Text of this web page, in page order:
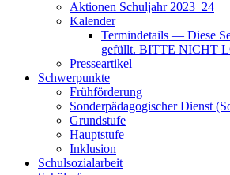
Aktionen Schuljahr 2023_24
Kalender
Termindetails — Diese
gefüllt. BITTE NICHT
Presseartikel
Schwerpunkte
Frühförderung
Sonderpädagogischer Dienst
Grundstufe
Hauptstufe
Inklusion
Schulsozialarbeit